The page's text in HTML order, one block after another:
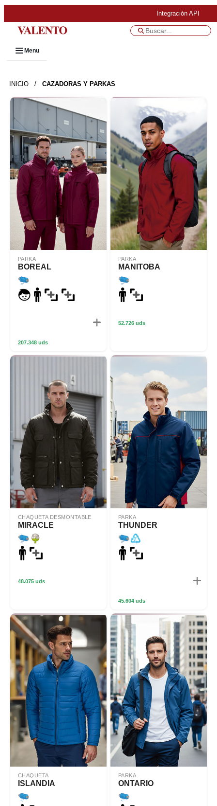
Integración API
Menu
INICIO / CAZADORAS Y PARKAS
PARKA
BOREAL
207.348 uds
PARKA
MANITOBA
52.726 uds
CHAQUETA DESMONTABLE
MIRACLE
48.075 uds
PARKA
THUNDER
45.604 uds
CHAQUETA
ISLANDIA
PARKA
ONTARIO